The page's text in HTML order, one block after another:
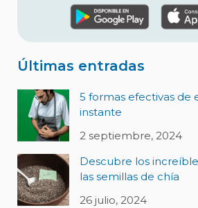
Últimas entradas
5 formas efectivas de
instante
2 septiembre, 2024
Descubre los
las semillas de chía
26 julio, 2024